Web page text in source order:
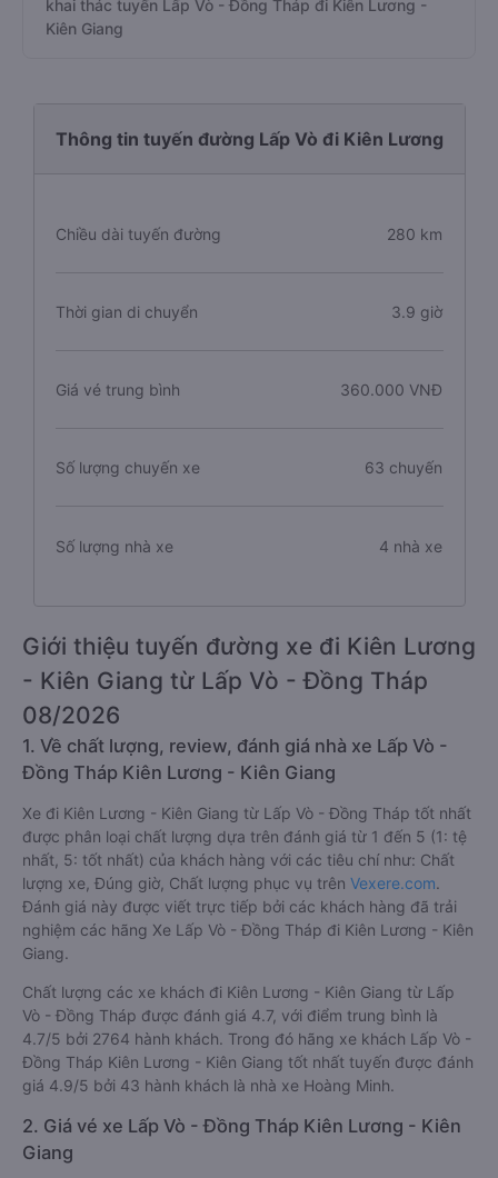
khai thác tuyến Lấp Vò - Đồng Tháp đi Kiên Lương -
Kiên Giang
Thông tin tuyến đường Lấp Vò đi Kiên Lương
Chiều dài tuyến đường 280 km
Thời gian di chuyển 3.9 giờ
Giá vé trung bình 360.000 VNĐ
Số lượng chuyến xe 63 chuyến
Số lượng nhà xe 4 nhà xe
Giới thiệu tuyến đường xe đi Kiên Lương
- Kiên Giang từ Lấp Vò - Đồng Tháp
08/2026
1. Về chất lượng, review, đánh giá nhà xe Lấp Vò -
Đồng Tháp Kiên Lương - Kiên Giang
Xe đi Kiên Lương - Kiên Giang từ Lấp Vò - Đồng Tháp tốt nhất
được phân loại chất lượng dựa trên đánh giá từ 1 đến 5 (1: tệ
nhất, 5: tốt nhất) của khách hàng với các tiêu chí như: Chất
lượng xe, Đúng giờ, Chất lượng phục vụ trên Vexere.com.
Đánh giá này được viết trực tiếp bởi các khách hàng đã trải
nghiệm các hãng Xe Lấp Vò - Đồng Tháp đi Kiên Lương - Kiên
Giang.
Chất lượng các xe khách đi Kiên Lương - Kiên Giang từ Lấp
Vò - Đồng Tháp được đánh giá 4.7, với điểm trung bình là
4.7/5 bởi 2764 hành khách. Trong đó hãng xe khách Lấp Vò -
Đồng Tháp Kiên Lương - Kiên Giang tốt nhất tuyến được đánh
giá 4.9/5 bởi 43 hành khách là nhà xe Hoàng Minh.
2. Giá vé xe Lấp Vò - Đồng Tháp Kiên Lương - Kiên
Giang